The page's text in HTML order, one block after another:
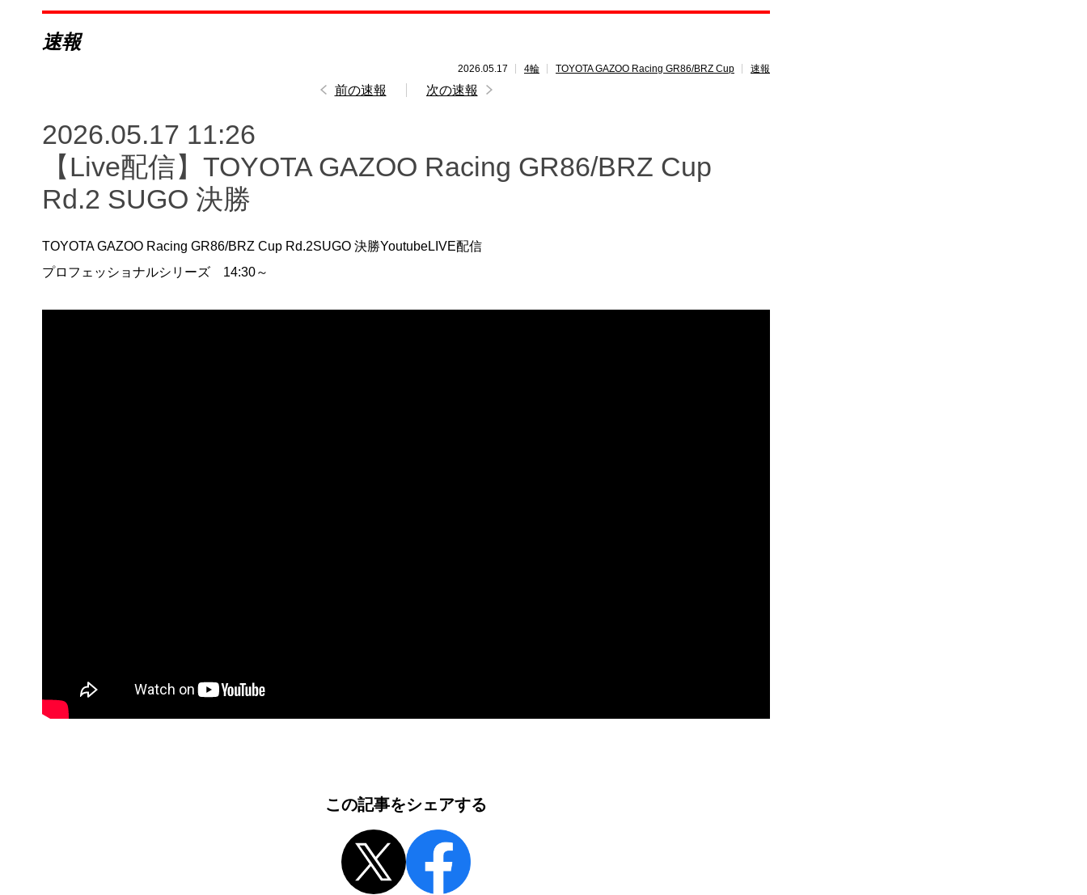
速報
2026.05.17 4輪 TOYOTA GAZOO Racing GR86/BRZ Cup 速報
前の速報 次の速報
2026.05.17 11:26
【Live配信】TOYOTA GAZOO Racing GR86/BRZ Cup
Rd.2 SUGO 決勝
TOYOTA GAZOO Racing GR86/BRZ Cup Rd.2SUGO 決勝YoutubeLIVE配信
プロフェッショナルシリーズ 14:30～
この記事をシェアする